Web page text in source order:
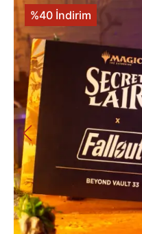
%40 İndirim